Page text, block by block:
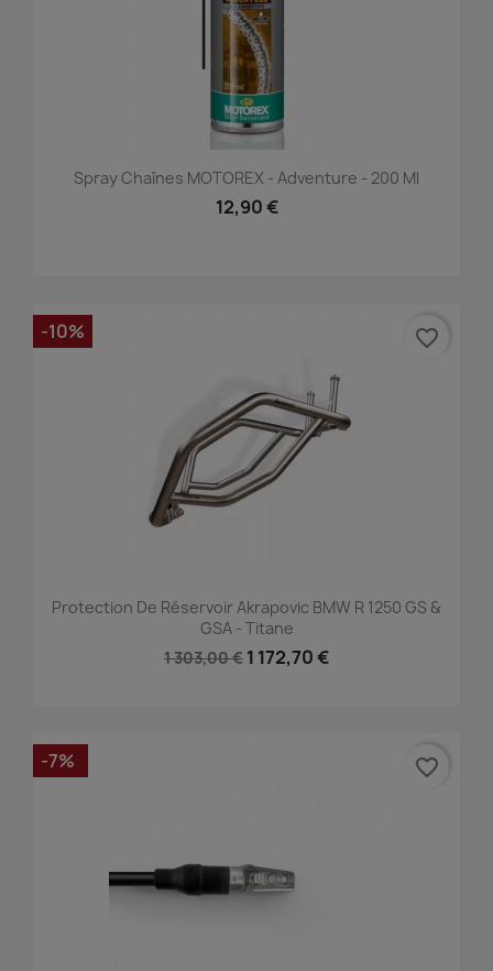
Spray Chaînes MOTOREX - Adventure - 200 Ml
12,90 €
Protection De Réservoir Akrapovic BMW R 1250 GS &
GSA - Titane
1 303,00 € 1 172,70 €
-10% favorite_border
-7% favorite_border